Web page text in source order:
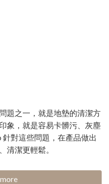
題之一，就是地墊的清潔方
象，就是容易卡髒污、灰塵
對這些問題，在產品做出
清潔更輕鬆。